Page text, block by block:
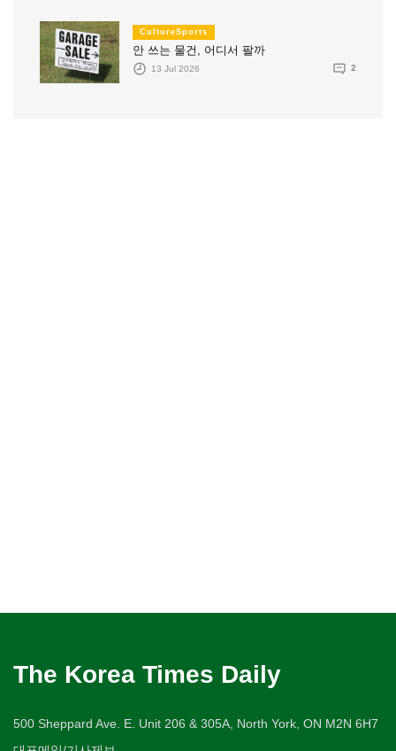
CultureSports
안 쓰는 물건, 어디서 팔까
13 Jul 2026 2
The Korea Times Daily
500 Sheppard Ave. E. Unit 206 & 305A, North York, ON M2N 6H7